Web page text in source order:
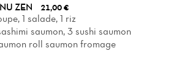
ZEN
21,00 €
1 salade, 1 riz
saumon, 3 sushi saumon
roll saumon fromage